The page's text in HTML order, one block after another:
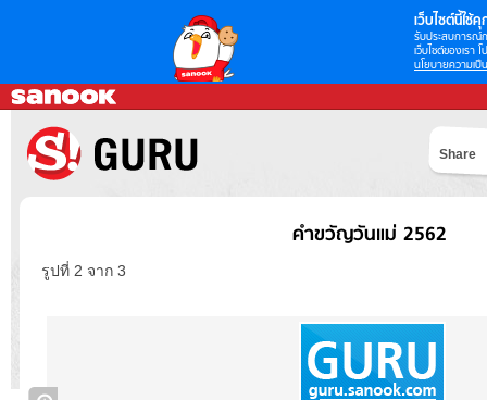
เว็บไซต์นี้ใช้คุ
รับประสบการณ์
เว็บไซต์ของเรา
นโยบายความเป็
Share
คำขวัญวันแม่ 2562
รูปที่ 2 จาก 3